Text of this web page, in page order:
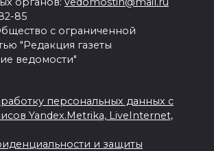
85
с ограниченной
"Редакция газеты
ведомости"
персональных данных с
Yandex.Metrika, LiveInternet,
и защиты